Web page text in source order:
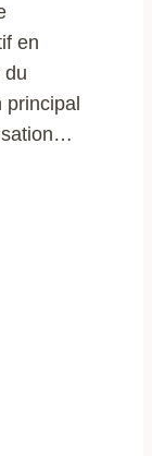
en
du
principal